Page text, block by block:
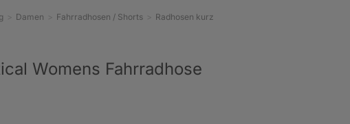
Damen Fahrradhosen / Shorts Radhosen kurz
Womens Fahrradhose